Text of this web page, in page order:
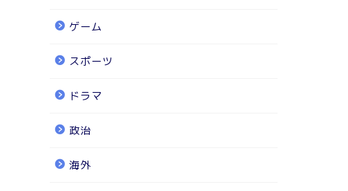
ゲーム
スポーツ
ドラマ
政治
海外